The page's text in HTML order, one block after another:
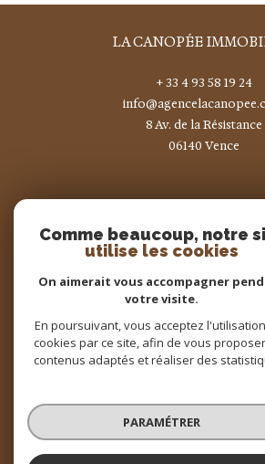
LA CANOPÉE
+ 33 4 93 58 19 24
8 Av. de la Résistance
06140
vence
Adhérents
© 2026 | Tous droits réservés | Traduction
Comme beaucoup, notre
utilise les cookies
On aimerait vous accompagner
votre visite.
En poursuivant, vous acceptez
cookies par ce site, afin de vous
contenus adaptés et réaliser des
PARAMÉTRER